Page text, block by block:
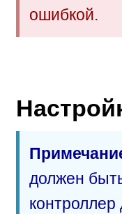
ошибкой.
должен